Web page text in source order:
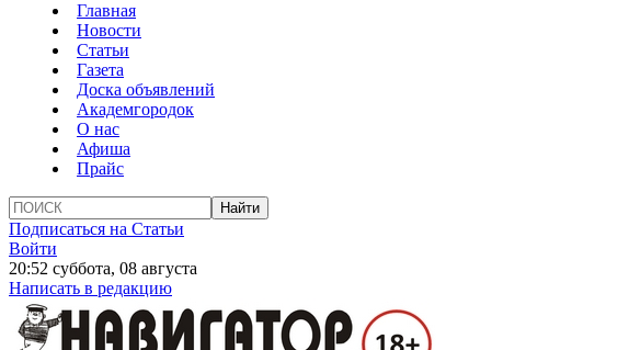
Главная
Новости
Статьи
Газета
Доска объявлений
Академгородок
О нас
Афиша
Прайс
Подписаться на Статьи
Войти
20:52 суббота, 08 августа
Написать в редакцию